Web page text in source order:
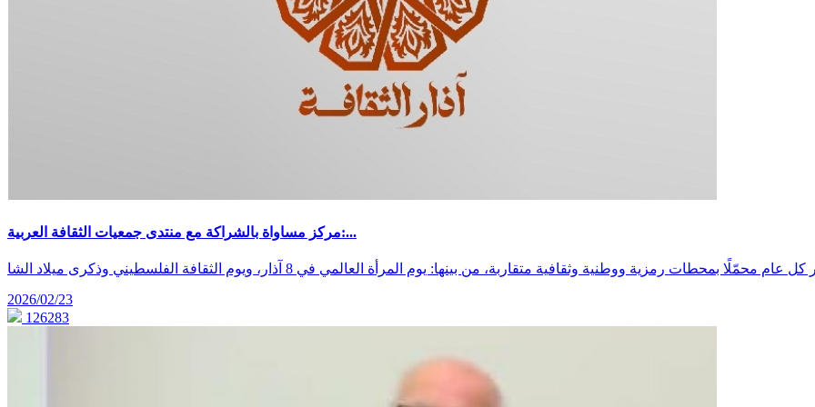
مركز مساواة بالشراكة مع منتدى جمعيات الثقافة العربية:...
محمّلًا بمحطات رمزية ووطنية وثقافية متقاربة، من بينها: يوم المرأة العالمي في 8 آذار، ويوم الثقافة الفلسطيني وذكرى ميلاد الشا
2026/02/23
126283